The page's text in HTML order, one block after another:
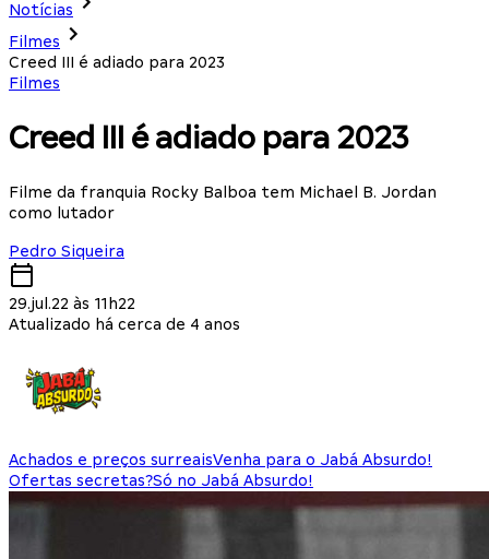
Notícias
Filmes
Creed III é adiado para 2023
Filmes
Creed III é adiado para 2023
Filme da franquia Rocky Balboa tem Michael B. Jordan
como lutador
Pedro Siqueira
29.jul.22 às 11h22
Atualizado há cerca de 4 anos
Achados e preços surreaisVenha para o Jabá Absurdo!
Ofertas secretas?Só no Jabá Absurdo!